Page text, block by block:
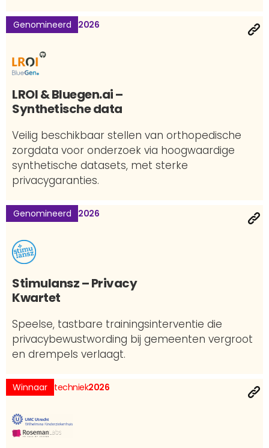
Genomineerd 2026
LROI & Bluegen.ai –
Synthetische data
Veilig beschikbaar stellen van orthopedische
zorgdata voor onderzoek via hoogwaardige
synthetische datasets, met sterke
privacygaranties.
Genomineerd 2026
Stimulansz – Privacy
Kwartet
Speelse, tastbare trainingsinterventie die
privacybewustwording bij gemeenten vergroot
en drempels verlaagt.
Winnaar techniek2026